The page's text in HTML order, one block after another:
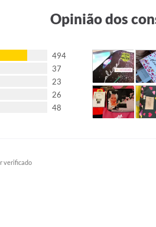
Opinião dos
494
37
23
26
48